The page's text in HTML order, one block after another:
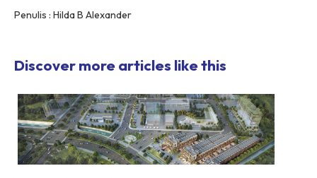
Penulis : Hilda B Alexander
Discover more articles like this